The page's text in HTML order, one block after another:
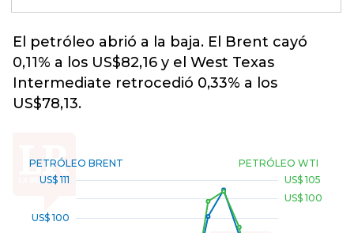
El petróleo abrió a la baja. El Brent cayó
0,11% a los US$82,16 y el West Texas
Intermediate retrocedió 0,33% a los
US$78,13.